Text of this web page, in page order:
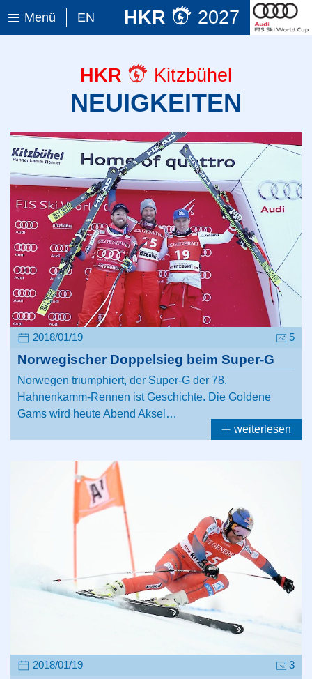
Menü EN HKR 2027
HKR Kitzbühel
NEUIGKEITEN
2018/01/19 5
Norwegischer Doppelsieg beim Super-G
Norwegen triumphiert, der Super-G der 78.
Hahnenkamm-Rennen ist Geschichte. Die Goldene
Gams wird heute Abend Aksel…
weiterlesen
2018/01/19 3